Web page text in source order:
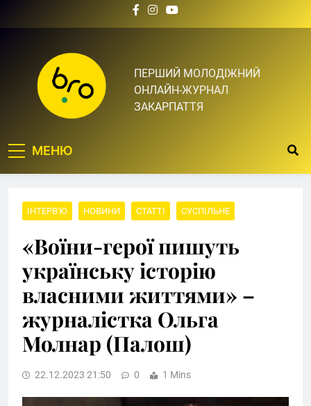
Bro.org.ua | BRO – ЦЕ
ТВІЙ БРО
ПЕРШИЙ МОЛОДІЖНИЙ
ОНЛАЙН-ЖУРНАЛ
ЗАКАРПАТТЯ
МЕНЮ
ІНТЕРВ'Ю НОВИНИ СТАТТІ СУСПІЛЬНЕ
«Воїни-герої пишуть
українську історію
власними життями» –
журналістка Ольга
Молнар (Палош)
22.12.2023 21:50 0 1 Mins